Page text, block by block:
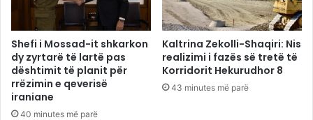
Shefi i Mossad-it shkarkon
dy zyrtarë të lartë pas
dështimit të planit për
rrëzimin e qeverisë
iraniane
40 minutes më parë
Kaltrina Zekolli-Shaqiri: Nis
realizimi i fazës së tretë të
Korridorit Hekurudhor 8
43 minutes më parë